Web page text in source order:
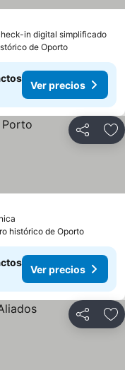
in digital simplificado
de Oporto
Ver precios
Compartir
histórico de Oporto
Ver precios
Compartir